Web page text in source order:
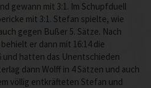
gewann mit 3:1. Im Schupfduell
mit 3:1. Stefan spielte, wie
gegen Bußer 5. Sätze. Nach
er dann mit 16:14 die
und hatten das Unentschieden
dann Wolff in 4 Sätzen und auch
völlig entkräfteten Stefan und